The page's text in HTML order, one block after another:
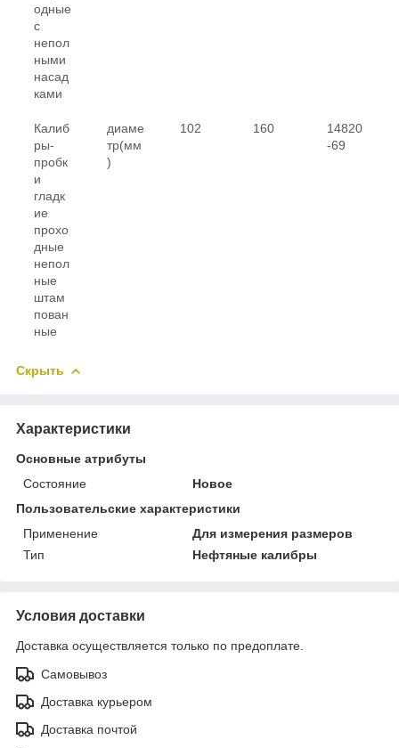
одные
с
непол
ными
насад
ками
Калиб
ры-
пробк
и
гладк
ие
прохо
дные
непол
ные
штам
пован
ные
диаме
тр(мм
)
102 160
14820
-69
Скрыть
Характеристики
Основные атрибуты
Состояние
Новое
Пользовательские характеристики
Применение
Для измерения размеров
Тип
Нефтяные калибры
Условия доставки
Доставка осуществляется только по предоплате.
Самовывоз
Доставка курьером
Доставка почтой